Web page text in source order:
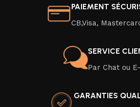
réalisme saisissant. Transformez
votre intérieur en un clin d'œil en
poster moderne ou une affiche au
Veuillez noter que nos toiles sont
elles sont soigneusement emballées
attachons une grande importance à la
PAIEMENT
CB,Visa,
SERVICE
Par Chat ou
GARANTIES